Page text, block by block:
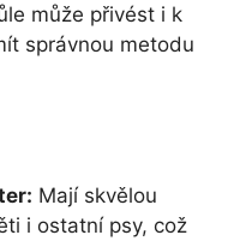
může přivést i k
správnou metodu
Mají skvělou
i ostatní psy, což